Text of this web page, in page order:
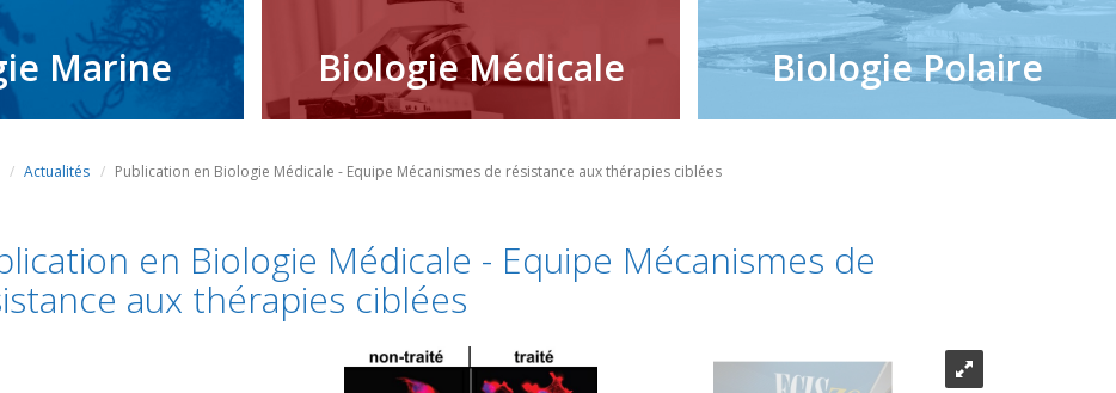
Marine Biologie Médicale Biologie Polaire
Actualités Publication en Biologie Médicale - Equipe Mécanismes de résistance aux thérapies ciblées
en Biologie Médicale - Equipe Mécanismes de
aux thérapies ciblées